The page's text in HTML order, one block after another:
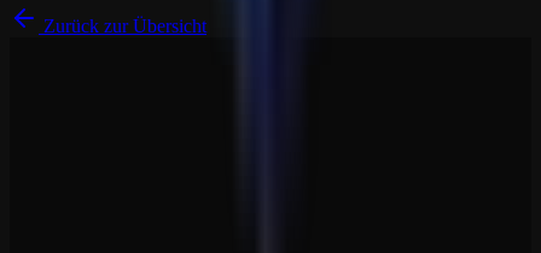
Zurück zur Übersicht